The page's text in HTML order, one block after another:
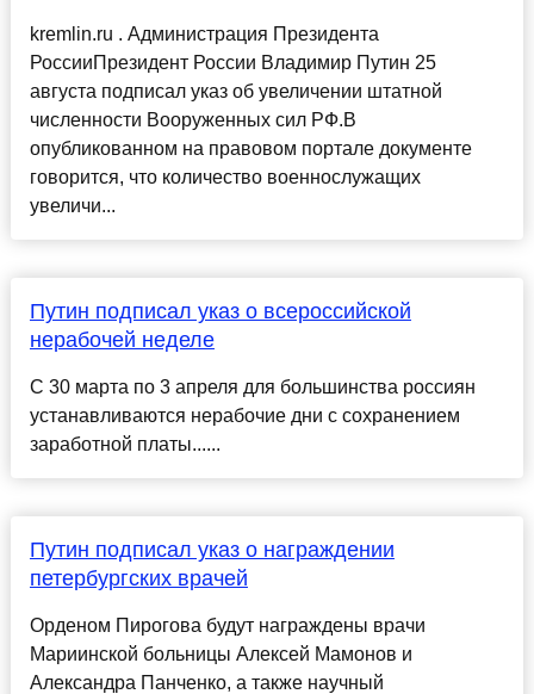
kremlin.ru . Администрация Президента
РоссииПрезидент России Владимир Путин 25
августа подписал указ об увеличении штатной
численности Вооруженных сил РФ.В
опубликованном на правовом портале документе
говорится, что количество военнослужащих
увеличи...
Путин подписал указ о всероссийской
нерабочей неделе
С 30 марта по 3 апреля для большинства россиян
устанавливаются нерабочие дни с сохранением
заработной платы......
Путин подписал указ о награждении
петербургских врачей
Орденом Пирогова будут награждены врачи
Мариинской больницы Алексей Мамонов и
Александра Панченко, а также научный